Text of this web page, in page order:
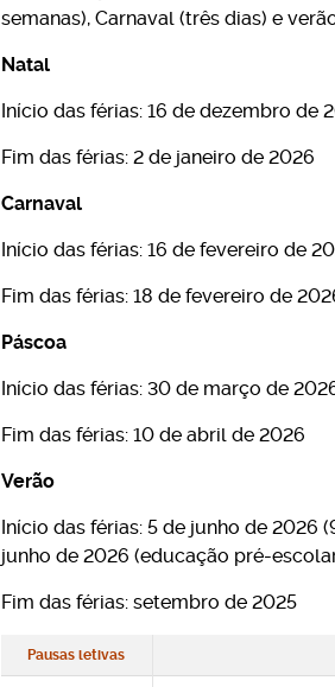
semanas), Carnaval (três dias) e
Natal
Início das férias: 16 de dezembro de
Fim das férias: 2 de janeiro de 2026
Carnaval
Início das férias: 16 de fevereiro de
Fim das férias: 18 de fevereiro de
Páscoa
Início das férias: 30 de março de
Fim das férias: 10 de abril de 2026
Verão
Início das férias: 5 de junho de 2026
junho de 2026 (educação pré-escolar
Fim das férias: setembro de 2025
Pausas letivas